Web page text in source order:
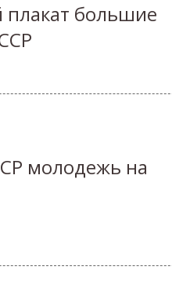
плакат большие
молодежь на